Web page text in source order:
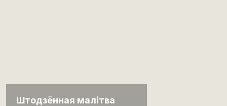
Штодзённая малітва